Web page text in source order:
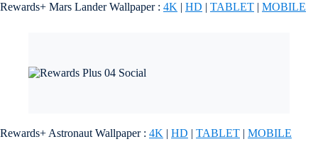
Rewards+ Mars Lander Wallpaper : 4K | HD | TABLET | MOBILE
Rewards+ Astronaut Wallpaper : 4K | HD | TABLET | MOBILE